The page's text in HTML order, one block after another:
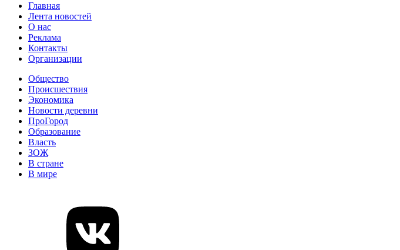
Главная
Лента новостей
О нас
Реклама
Контакты
Организации
Общество
Происшествия
Экономика
Новости деревни
ПроГород
Образование
Власть
ЗОЖ
В стране
В мире